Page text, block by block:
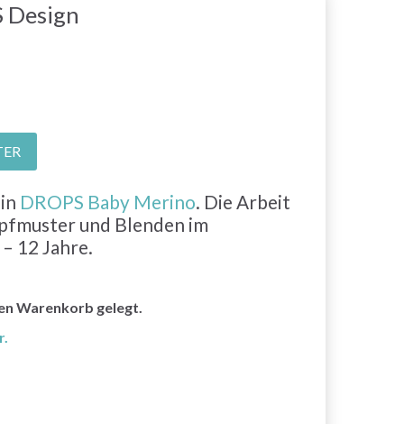
Design
DROPS Baby Merino. Die Arbeit
und Blenden im
12 Jahre.
Warenkorb gelegt.